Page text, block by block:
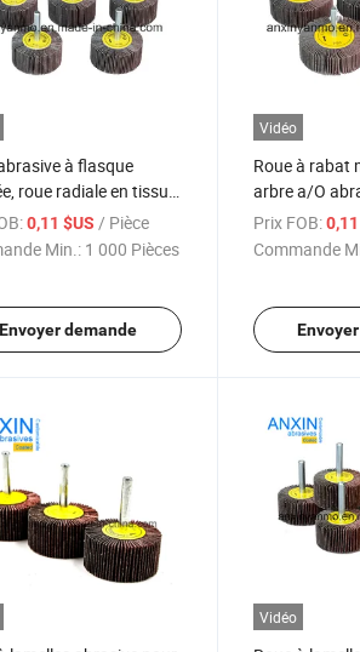
à flasque
roue radiale en tissu
0,11 $US/ Pièce
Min.: 1 000 Pièces
Envoyer demande
Vidéo
Roue à rabat
arbre a/O
Prix FOB:
Commande
Vidéo